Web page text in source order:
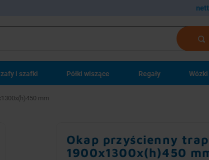
i szafki Półki wiszące Regały Wózki
mm
Okap przyścienny
1900x1300x(h)450